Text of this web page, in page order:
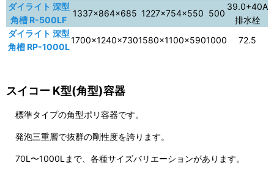
ダイライト 深型
角槽 R-500LF
1337×864×685 1227×754×550 500
39.0+40A
排水栓
ダイライト 深型
角槽 RP-1000L
1700×1240×7301580×1100×5901000 72.5
スイコー K型(角型)容器
標準タイプの角型ポリ容器です。
発泡三重層で抜群の剛性度を誇ります。
70L〜1000Lまで、各種サイズバリエーションがあります。